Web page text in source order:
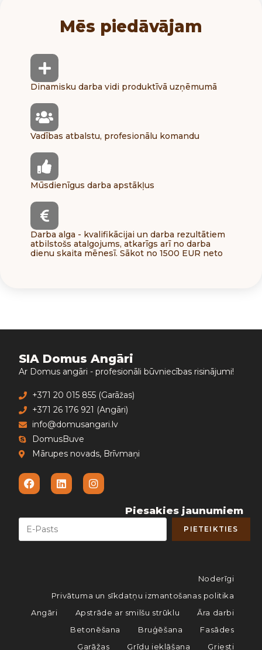
Mēs piedāvājam
Dinamisku darba vidi produktīvā uzņēmumā
Vadības atbalstu, profesionālu komandu
Mūsdienīgus darba apstākļus
Darba alga - kvalifikācijai un darba rezultātiem
atbilstošs atalgojums, atkarīgs arī no darba
dienu skaita mēnesī. Sākot no 1500 EUR neto
SIA Domus Angāri
Ar Domus angāri - profesionāli būvniecības risinājumi!
+371 20 015 855 (Garāžas)
+371 26 176 921 (Angāri)
info@domusangari.lv
DomusBuve
Mārupes novads, Brīvmaņi
Piesakies jaunumiem
Noderīgi
Privātuma un sīkdatņu izmantošanas politika
Angāri
Apstrāde ar smilšu strūklu
Āra darbi
Betonēšana
Bruģēšana
Fasādes
Garāžas
Grīdu ieklāšana Griesti